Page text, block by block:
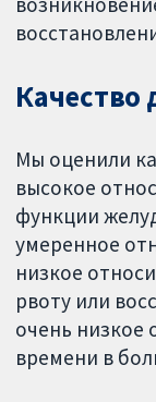
Качество
Мы оценили
высокое
функции
умеренное
низкое
рвоту или
очень низкое
времени в